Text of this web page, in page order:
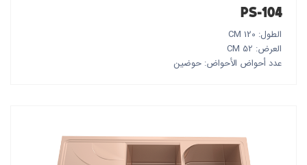
PS-104
الطول: 120 CM
العرض: 52 CM
عدد أحواض الأحواض: حوضين